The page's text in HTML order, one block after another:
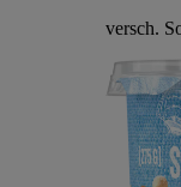
versch.